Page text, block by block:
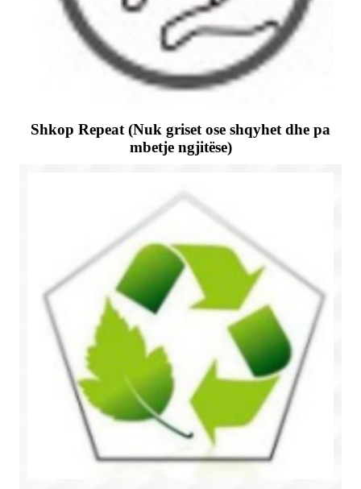
Shkop Repeat (Nuk griset ose shqyhet dhe pa
mbetje ngjitëse)